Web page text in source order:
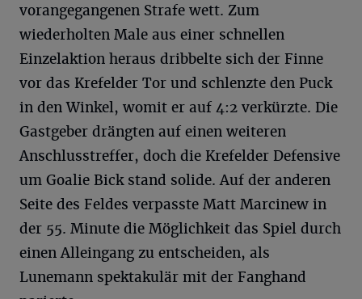
vorangegangenen Strafe wett. Zum
wiederholten Male aus einer schnellen
Einzelaktion heraus dribbelte sich der Finne
vor das Krefelder Tor und schlenzte den Puck
in den Winkel, womit er auf 4:2 verkürzte. Die
Gastgeber drängten auf einen weiteren
Anschlusstreffer, doch die Krefelder Defensive
um Goalie Bick stand solide. Auf der anderen
Seite des Feldes verpasste Matt Marcinew in
der 55. Minute die Möglichkeit das Spiel durch
einen Alleingang zu entscheiden, als
Lunemann spektakulär mit der Fanghand